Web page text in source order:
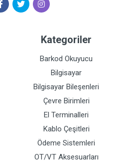
Kategoriler
Barkod Okuyucu
Bilgisayar
Bilgisayar Bileşenleri
Çevre Birimleri
El Terminalleri
Kablo Çeşitleri
Ödeme Sistemleri
OT/VT Aksesuarları